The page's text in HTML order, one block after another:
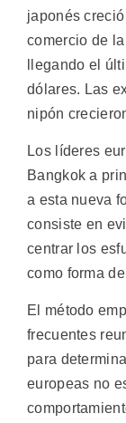
japonés
comercio de
llegando el
dólares. Las
nipón
Los líderes
Bangkok a
a esta nueva
consiste en
centrar los
como forma
El método
frecuentes
para
europeas no